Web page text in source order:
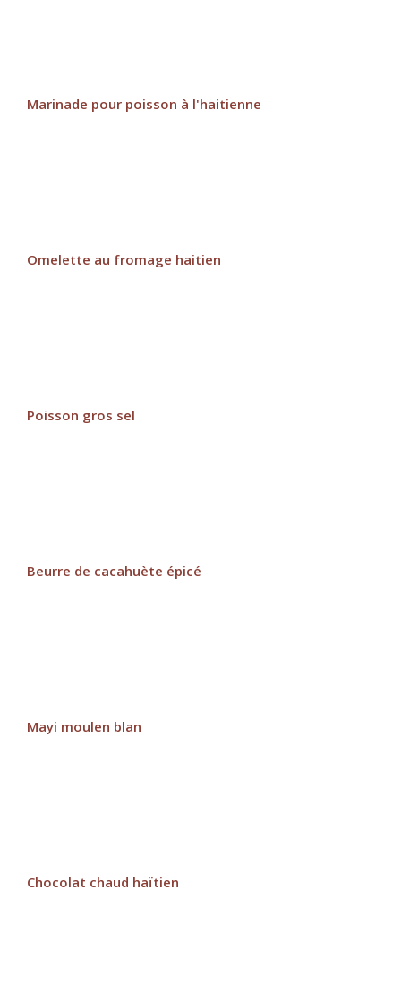
Marinade pour poisson à l'haitienne
Omelette au fromage haitien
Poisson gros sel
Beurre de cacahuète épicé
Mayi moulen blan
Chocolat chaud haïtien